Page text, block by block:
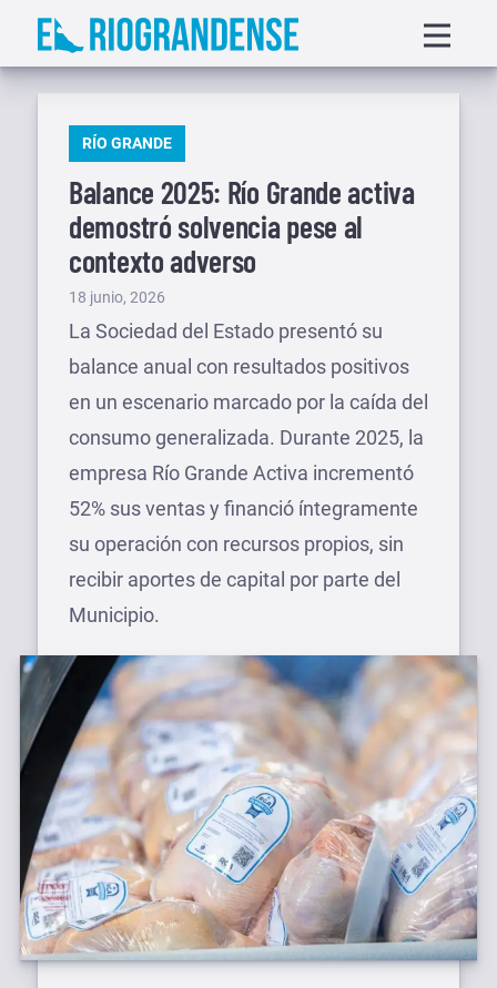
Saltar
menu
PUBLICADO
RÍO GRANDE
Balance 2025: Río Grande activa
demostró solvencia pese al
contexto adverso
Publicado
el
18 junio, 2026
La Sociedad del Estado presentó su
balance anual con resultados positivos
en un escenario marcado por la caída del
consumo generalizada. Durante 2025, la
empresa Río Grande Activa incrementó
52% sus ventas y financió íntegramente
su operación con recursos propios, sin
recibir aportes de capital por parte del
Municipio.